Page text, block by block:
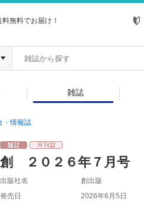
無料でお届け！
雑誌
・情報誌
創 ２０２６年７月号
出版社名
創出版
発売日
2026年6月5日